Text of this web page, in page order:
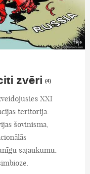
zvēri (4)
XXI
teritorijā.
šovinisma,
sajaukumu.